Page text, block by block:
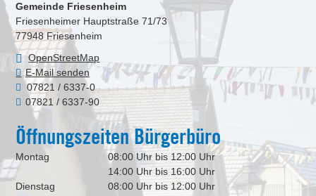
Gemeinde Friesenheim
Friesenheimer Hauptstraße 71/73
77948 Friesenheim
OpenStreetMap
E-Mail senden
07821 / 6337-0
07821 / 6337-90
Öffnungszeiten Bürgerbüro
Montag
08:00 Uhr bis 12:00 Uhr
14:00 Uhr bis 16:00 Uhr
Dienstag
08:00 Uhr bis 12:00 Uhr